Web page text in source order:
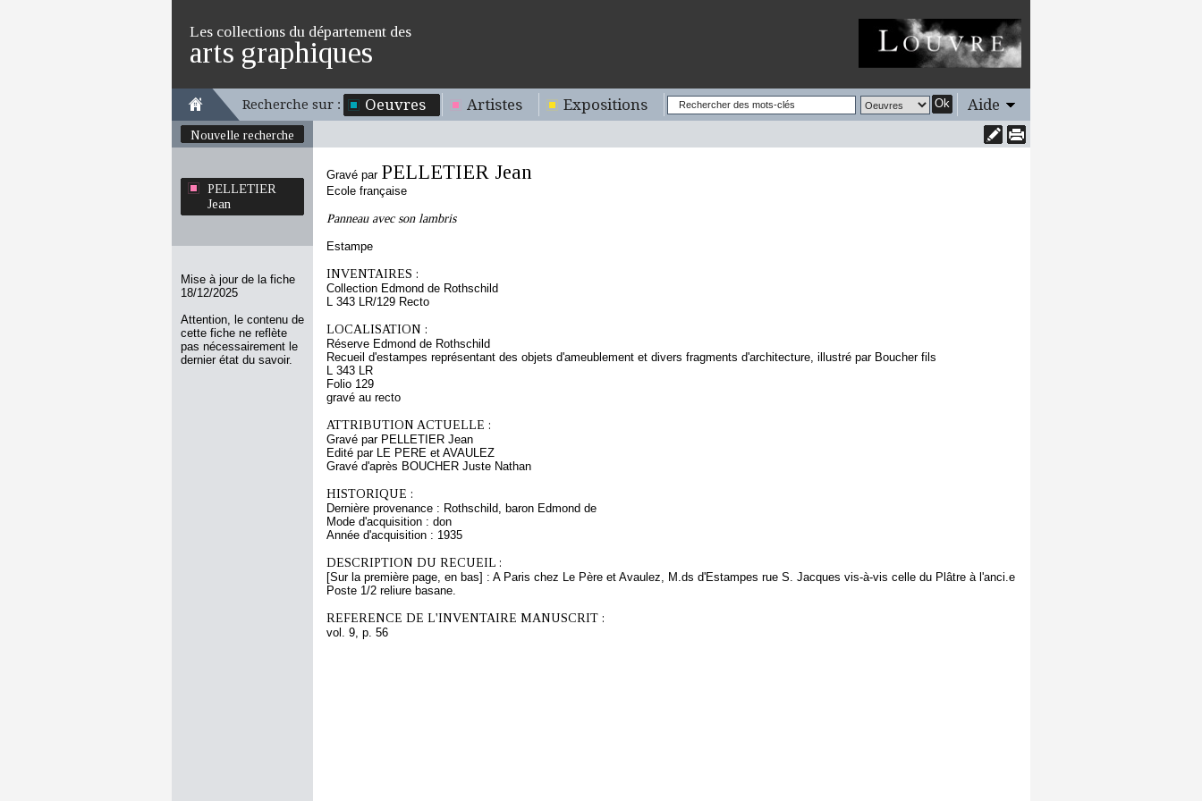
Les collections du département des
arts graphiques
Recherche sur : Oeuvres Artistes Expositions Ok Aide
Nouvelle recherche
PELLETIER
Jean
Mise à jour de la fiche
18/12/2025
Attention, le contenu de
cette fiche ne reflète
pas nécessairement le
dernier état du savoir.
Gravé par PELLETIER Jean
Ecole française
Panneau avec son lambris
Estampe
INVENTAIRES :
Collection Edmond de Rothschild
L 343 LR/129 Recto
LOCALISATION :
Réserve Edmond de Rothschild
Recueil d'estampes représentant des objets d'ameublement et divers fragments d'architecture, illustré par Boucher fils
L 343 LR
Folio 129
gravé au recto
ATTRIBUTION ACTUELLE :
Gravé par PELLETIER Jean
Edité par LE PERE et AVAULEZ
Gravé d'après BOUCHER Juste Nathan
HISTORIQUE :
Dernière provenance : Rothschild, baron Edmond de
Mode d'acquisition : don
Année d'acquisition : 1935
DESCRIPTION DU RECUEIL :
[Sur la première page, en bas] : A Paris chez Le Père et Avaulez, M.ds d'Estampes rue S. Jacques vis-à-vis celle du Plâtre à l'anci.e
Poste 1/2 reliure basane.
REFERENCE DE L'INVENTAIRE MANUSCRIT :
vol. 9, p. 56